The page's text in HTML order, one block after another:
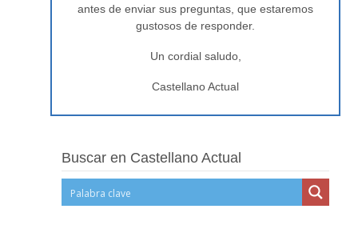
antes de enviar sus preguntas, que estaremos
gustosos de responder.
Un cordial saludo,
Castellano Actual
Buscar en Castellano Actual